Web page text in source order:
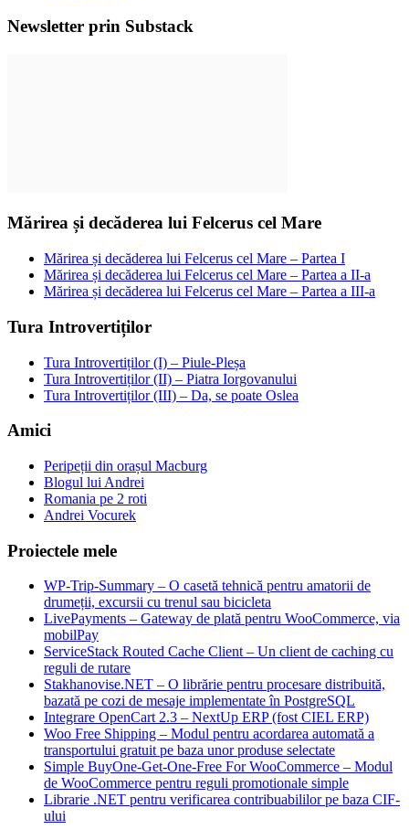
Newsletter prin Substack
Mărirea și decăderea lui Felcerus cel Mare
Mărirea și decăderea lui Felcerus cel Mare – Partea I
Mărirea și decăderea lui Felcerus cel Mare – Partea a II-a
Mărirea și decăderea lui Felcerus cel Mare – Partea a III-a
Tura Introvertiților
Tura Introvertiților (I) – Piule-Pleșa
Tura Introvertiților (II) – Piatra Iorgovanului
Tura Introvertiților (III) – Da, se poate Oslea
Amici
Peripeții din orașul Macburg
Blogul lui Andrei
Romania pe 2 roti
Andrei Vocurek
Proiectele mele
WP-Trip-Summary – O casetă tehnică pentru amatorii de
drumeții, excursii cu trenul sau bicicleta
LivePayments – Gateway de plată pentru WooCommerce, via
mobilPay
ServiceStack Routed Cache Client – Un client de caching cu
reguli de rutare
Stakhanovise.NET – O librărie pentru procesare distribuită,
bazată pe cozi de mesaje implementate în PostgreSQL
Integrare OpenCart 2.3 – NextUp ERP (fost CIEL ERP)
Woo Free Shipping – Modul pentru acordarea automată a
transportului gratuit pe baza unor produse selectate
Simple BuyOne-Get-One-Free For WooCommerce – Modul
de WooCommerce pentru reguli promotionale simple
Librarie .NET pentru verificarea contribuabililor pe baza CIF-
ului